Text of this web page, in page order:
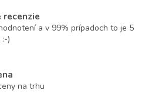
recenzie
a v 99% prípadoch to je 5
:-)
na trhu